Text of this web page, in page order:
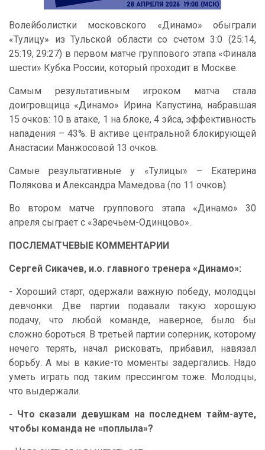
Волейболистки московского «Динамо» обыграли
«Тулицу» из Тульской области со счетом 3:0 (25:14,
25:19, 29:27) в первом матче группового этапа «Финала
шести» Кубка России, который проходит в Москве.
Самым результативным игроком матча стала
доигровщица «Динамо» Ирина Капустина, набравшая
15 очков: 10 в атаке, 1 на блоке, 4 эйса, эффективность
нападения – 43%. В активе центральной блокирующей
Анастасии Манжосовой 13 очков.
Самые результативные у «Тулицы» – Екатерина
Полякова и Александра Мамедова (по 11 очков).
Во втором матче группового этапа «Динамо» 30
апреля сыграет с «Заречьем-Одинцово».
ПОСЛЕМАТЧЕВЫЕ КОММЕНТАРИИ
Сергей Сикачев, и.о. главного тренера «Динамо»:
- Хороший старт, одержали важную победу, молодцы
девчонки. Две партии подавали такую хорошую
подачу, что любой команде, наверное, было бы
сложно бороться. В третьей партии соперник, которому
нечего терять, начал рисковать, прибавил, навязал
борьбу. А мы в какие-то моменты задергались. Надо
уметь играть под таким прессингом тоже. Молодцы,
что выдержали.
- Что сказали девушкам на последнем тайм-ауте,
чтобы команда не «поплыла»?